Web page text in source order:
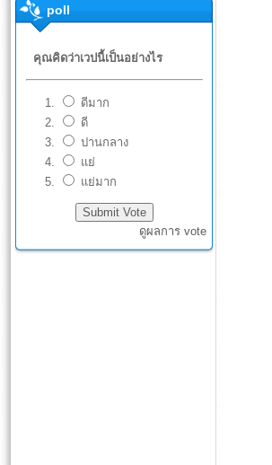
poll
คุณคิดว่าเวปนี้เป็นอย่างไร
ดีมาก
ดี
ปานกลาง
แย่
แย่มาก
ดูผลการ vote